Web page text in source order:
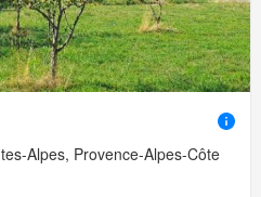
Alpes, Provence-Alpes-Côte